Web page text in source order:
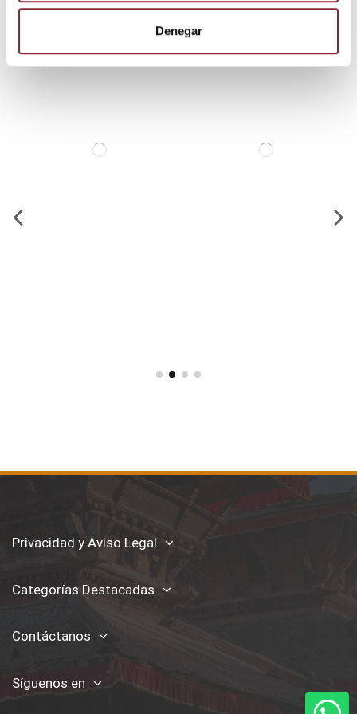
Denegar
Privacidad y Aviso Legal
Categorías Destacadas
Contáctanos
Síguenos en